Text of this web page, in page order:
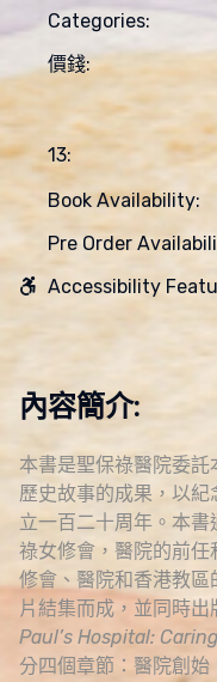
Categories:
價錢:
13:
Book Availability:
Pre Order
Accessibility
內容簡介:
本書是聖保祿醫院委
歷史故事的成果，以
立一百二十周年。本
祿女修會，醫院的前
修會、醫院和香港教
片結集而成，並同時出
Paul’s Hospital:
分四個章節：醫院創